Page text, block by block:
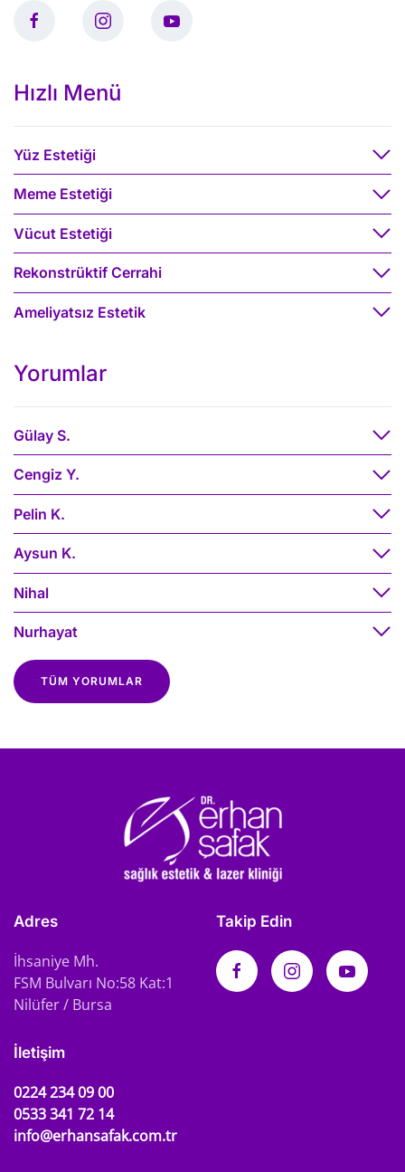
Hızlı Menü
Yüz Estetiği
Meme Estetiği
Vücut Estetiği
Rekonstrüktif Cerrahi
Ameliyatsız Estetik
Yorumlar
Gülay S.
Cengiz Y.
Pelin K.
Aysun K.
Nihal
Nurhayat
TÜM YORUMLAR
Adres
İhsaniye Mh.
FSM Bulvarı No:58 Kat:1
Nilüfer / Bursa
Takip Edin
İletişim
0224 234 09 00
0533 341 72 14
info@erhansafak.com.tr